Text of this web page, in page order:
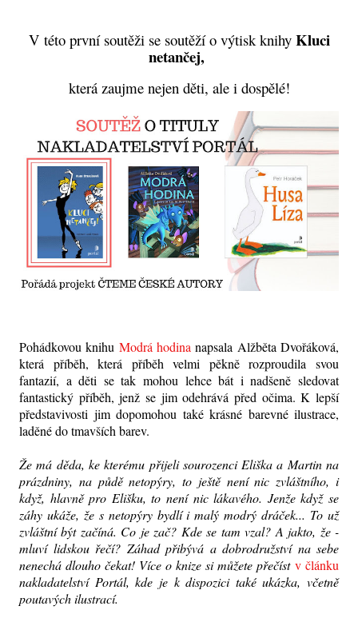
V této první soutěži se soutěží o výtisk knihyKluci
netančej,
která zaujme nejen děti, ale i dospělé!
Pohádkovou knihu Modrá hodina napsala Alžběta Dvořáková,
která příběh, která příběh velmi pěkně rozproudila svou
fantazií, a děti se tak mohou lehce bát i nadšeně sledovat
fantastický příběh, jenž se jim odehrává před očima. K lepší
představivosti jim dopomohou také krásné barevné ilustrace,
laděné do tmavších barev.
Že má děda, ke kterému přijeli sourozenci Eliška a Martin na
prázdniny, na půdě netopýry, to ještě není nic zvláštního, i
když, hlavně pro Elišku, to není nic lákavého. Jenže když se
záhy ukáže, že s netopýry bydlí i malý modrý dráček... To už
zvláštní být začíná. Co je zač? Kde se tam vzal? A jakto, že -
mluví lidskou řečí? Záhad přibývá a dobrodružství na sebe
nenechá dlouho čekat! Více o knize si můžete přečíst v článku
nakladatelství Portál, kde je k dispozici také ukázka, včetně
poutavých ilustrací.